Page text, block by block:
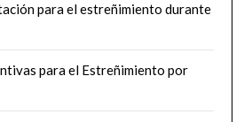
para el estreñimiento durante
para el Estreñimiento por